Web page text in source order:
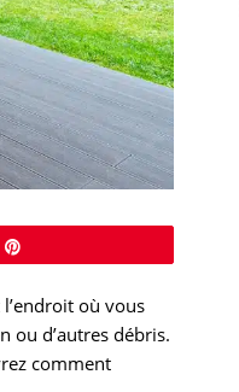
où vous
ou d’autres débris.
comment